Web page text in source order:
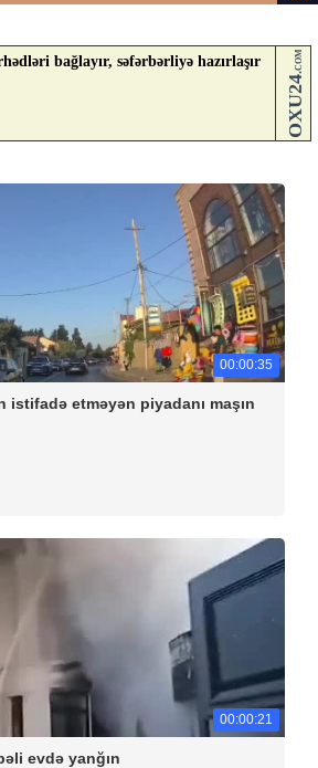
00:00:35
istifadə etməyən piyadanı maşın
00:00:21
evdə yanğın